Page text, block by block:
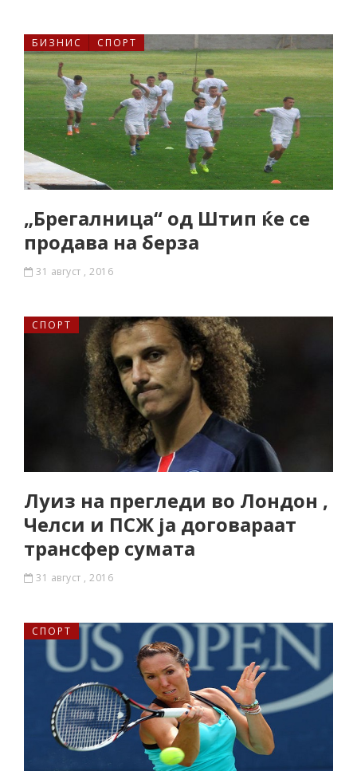
БИЗНИС СПОРТ
„Брегалница“ од Штип ќе се
продава на берза
31 август , 2016
СПОРТ
Луиз на прегледи во Лондон ,
Челси и ПСЖ ја договараат
трансфер сумата
31 август , 2016
СПОРТ